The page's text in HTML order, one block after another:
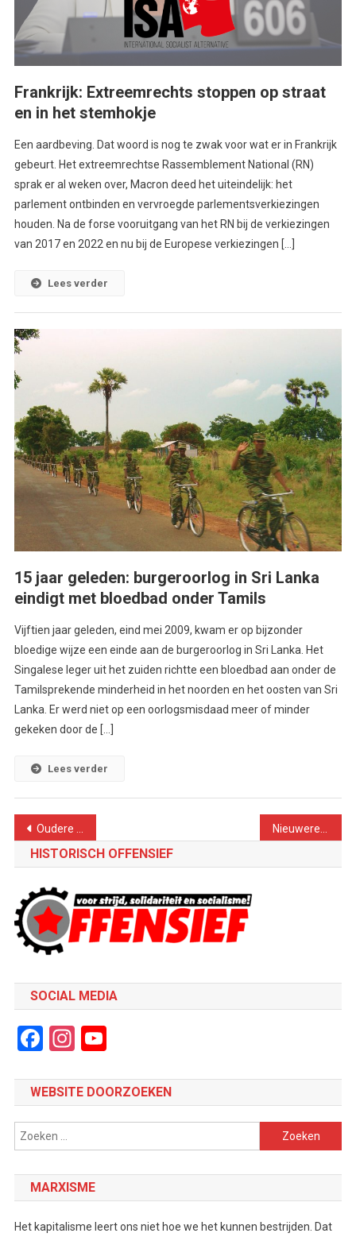
Frankrijk: Extreemrechts stoppen op straat
en in het stemhokje
Een aardbeving. Dat woord is nog te zwak voor wat er in Frankrijk
gebeurt. Het extreemrechtse Rassemblement National (RN)
sprak er al weken over, Macron deed het uiteindelijk: het
parlement ontbinden en vervroegde parlementsverkiezingen
houden. Na de forse vooruitgang van het RN bij de verkiezingen
van 2017 en 2022 en nu bij de Europese verkiezingen […]
Lees verder
15 jaar geleden: burgeroorlog in Sri Lanka
eindigt met bloedbad onder Tamils
Vijftien jaar geleden, eind mei 2009, kwam er op bijzonder
bloedige wijze een einde aan de burgeroorlog in Sri Lanka. Het
Singalese leger uit het zuiden richtte een bloedbad aan onder de
Tamilsprekende minderheid in het noorden en het oosten van Sri
Lanka. Er werd niet op een oorlogsmisdaad meer of minder
gekeken door de […]
Lees verder
Berichtennavigatie
Oudere berichten Nieuwere berichten
HISTORISCH OFFENSIEF
SOCIAL MEDIA
Facebook
Instagram
WEBSITE DOORZOEKEN
Zoeken
naar:
MARXISME
Het kapitalisme leert ons niet hoe we het kunnen bestrijden. Dat